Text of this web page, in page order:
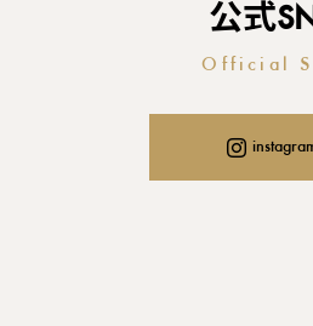
公式
Official